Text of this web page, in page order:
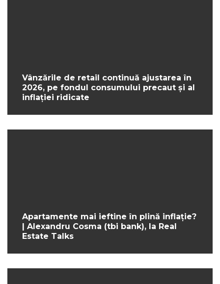
Vânzările de retail continuă ajustarea în
2026, pe fondul consumului precaut și al
inflației ridicate
Apartamente mai ieftine în plină inflație?
| Alexandru Cosma (tbi bank), la Real
Estate Talks